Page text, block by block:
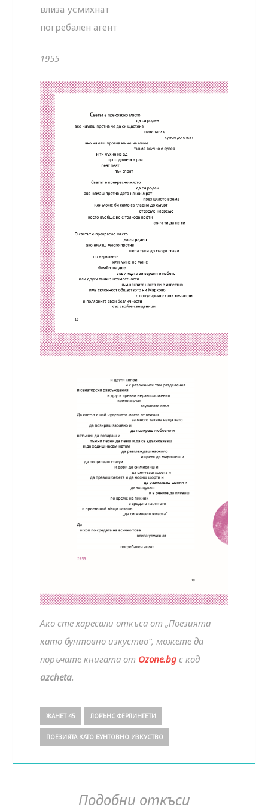
влиза усмихнат
погребален агент
1955
Ако сте харесали откъса от „Поезията
като бунтовно изкуство“, можете да
поръчате книгата от Ozone.bg с код
azcheta.
ЖАНЕТ 45 ЛОРЪНС ФЕРЛИНГЕТИ
ПОЕЗИЯТА КАТО БУНТОВНО ИЗКУСТВО
Подобни откъси